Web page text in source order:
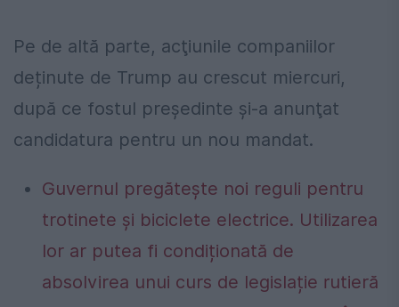
Pe de altă parte, acţiunile companiilor
deținute de Trump au crescut miercuri,
după ce fostul preşedinte şi-a anunţat
candidatura pentru un nou mandat.
Guvernul pregătește noi reguli pentru
trotinete și biciclete electrice. Utilizarea
lor ar putea fi condiționată de
absolvirea unui curs de legislație rutieră